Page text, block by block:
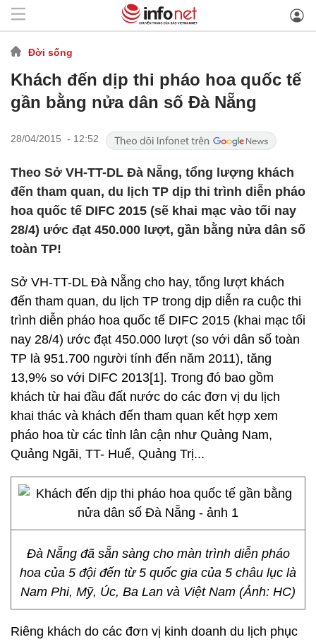
Đời sống
Khách đến dịp thi pháo hoa quốc tế
gần bằng nửa dân số Đà Nẵng
28/04/2015 - 12:52
Theo Sở VH-TT-DL Đà Nẵng, tổng lượng khách
đến tham quan, du lịch TP dịp thi trình diễn pháo
hoa quốc tế DIFC 2015 (sẽ khai mạc vào tối nay
28/4) ước đạt 450.000 lượt, gần bằng nửa dân số
toàn TP!
Sở VH-TT-DL Đà Nẵng cho hay, tổng lượt khách
đến tham quan, du lịch TP trong dịp diễn ra cuộc thi
trình diễn pháo hoa quốc tế DIFC 2015 (khai mạc tối
nay 28/4) ước đạt 450.000 lượt (so với dân số toàn
TP là 951.700 người tính đến năm 2011), tăng
13,9% so với DIFC 2013[1]. Trong đó bao gồm
khách từ hai đầu đất nước do các đơn vị du lịch
khai thác và khách đến tham quan kết hợp xem
pháo hoa từ các tỉnh lân cận như Quảng Nam,
Quảng Ngãi, TT- Huế, Quảng Trị...
Đà Nẵng đã sẵn sàng cho màn trình diễn pháo
hoa của 5 đội đến từ 5 quốc gia của 5 châu lục là
Nam Phi, Mỹ, Úc, Ba Lan và Việt Nam (Ảnh: HC)
Riêng khách do các đơn vị kinh doanh du lịch phục